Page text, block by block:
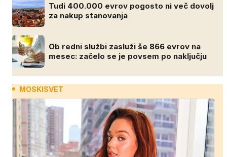
Tudi 400.000 evrov pogosto ni več dovolj
za nakup stanovanja
Ob redni službi zasluži še 866 evrov na
mesec: začelo se je povsem po naključju
MOSKISVET